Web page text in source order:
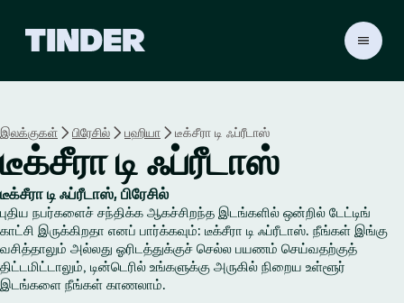
ம்
இலக்குகள் பிரேசில் பஹியா டீக்சீரா டி ஃப்ரீடாஸ்
டீக்சீரா டி ஃப்ரீடாஸ்
டீக்சீரா டி ஃப்ரீடாஸ், பிரேசில்
புதிய நபர்களைச் சந்திக்க ஆகச்சிறந்த இடங்களில் ஒன்றில் டேட்டிங்
காட்சி இருக்கிறதா எனப் பார்க்கவும்: டீக்சீரா டி ஃப்ரீடாஸ். நீங்கள் இங்கு
வசித்தாலும் அல்லது ஓரிடத்துக்குச் செல்ல பயணம் செய்வதற்குத்
திட்டமிட்டாலும், டின்டெரில் உங்களுக்கு அருகில் நிறைய உள்ளூர்
இடங்களை நீங்கள் காணலாம்.